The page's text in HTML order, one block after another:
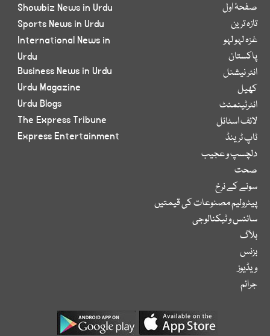
صفحۂ اول
تازہ ترین
غزہ لہو لہو
پاکستان
انٹر نیشنل
کھیل
انٹرٹینمنٹ
لائف اسٹائل
ٹاپ ٹرینڈ
دلچسپ و عجیب
صحت
سونے کے نرخ
پیٹرولیم مصنوعات کی قیمتیں
سائنس و ٹیکنالوجی
بلاگ
بزنس
ویڈیوز
جرائم
Showbiz News in Urdu
Sports News in Urdu
International News in
Urdu
Business News in Urdu
Urdu Magazine
Urdu Blogs
The Express Tribune
Express Entertainment